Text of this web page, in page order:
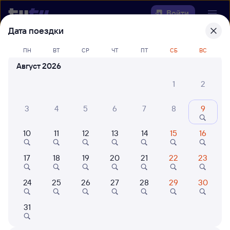
Войти
Выберите день, чтобы найтиж/д
билеты Кутулик — Звездная
Куда
Когда
Кто едет
Найти поезда
Дата поездки
ПН ВТ СР ЧТ ПТ СБ ВС
Август 2026
1
2
3 4 5 6 7 8 9
10 11 12 13 14 15 16
17 18 19 20 21 22 23
24 25 26 27 28 29 30
31